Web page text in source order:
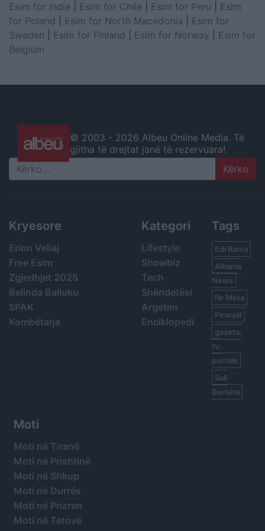
Esim for India
Esim for Chile Esim for Peru
Esim
for Poland
Esim for North Macedonia
Esim for
Sweden
Esim for Finland Esim for Norway
Esim for
Belgium
© 2003 - 2026 Albeu Online Media. Të
gjitha të drejtat janë të rezervuara!
Search
Kryesore
Erion Veliaj
Free Esim
Zgjedhjet 2025
Belinda Balluku
SPAK
Kombëtarja
Kategori
Lifestyle
Showbiz
Tech
Shëndetësi
Argetim
Enciklopedi
Tags
Edi Rama
Albania
News
Ilir Meta
Piranjat
gazeta,
tv,
portale
Sali
Berisha
Moti
Moti në Tiranë
Moti në Prishtinë
Moti në Shkup
Moti në Durrës
Moti në Prizren
Moti në Tetovë